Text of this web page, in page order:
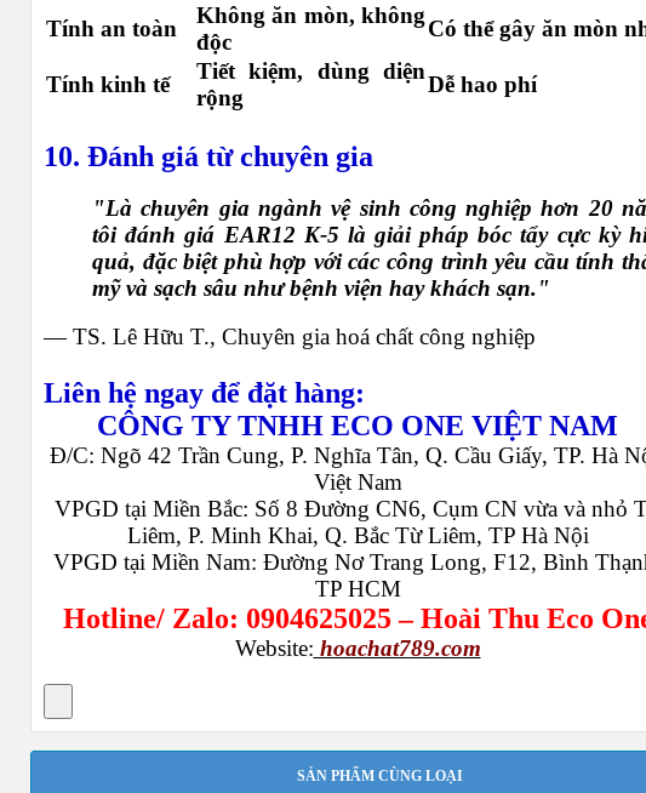
Tính an toàn
Không ăn mòn, không
độc
Có thể gây ăn mòn
Tính kinh tế
Tiết kiệm, dùng diện
rộng
Dễ hao phí
10. Đánh giá từ chuyên gia
"Là chuyên gia ngành vệ sinh công nghiệp hơn 20
tôi đánh giá EAR12 K-5 là giải pháp bóc tẩy cực kỳ
quả, đặc biệt phù hợp với các công trình yêu cầu tính
mỹ và sạch sâu như bệnh viện hay khách sạn."
— TS. Lê Hữu T., Chuyên gia hoá chất công nghiệp
Liên hệ ngay để đặt hàng:
CÔNG TY TNHH ECO ONE VIỆT NAM
Đ/C: Ngõ 42 Trần Cung, P. Nghĩa Tân, Q. Cầu Giấy, TP. Hà
Việt Nam
VPGD tại Miền Bắc: Số 8 Đường CN6, Cụm CN vừa và nhỏ
Liêm, P. Minh Khai, Q. Bắc Từ Liêm, TP Hà Nội
VPGD tại Miền Nam: Đường Nơ Trang Long, F12, Bình
TP HCM
Hotline/ Zalo: 0904625025 – Hoài Thu Eco
Website: hoachat789.com
SẢN PHẨM CÙNG LOẠI